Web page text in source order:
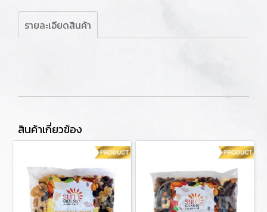
รายละเอียดสินค้า
สินค้าเกี่ยวข้อง